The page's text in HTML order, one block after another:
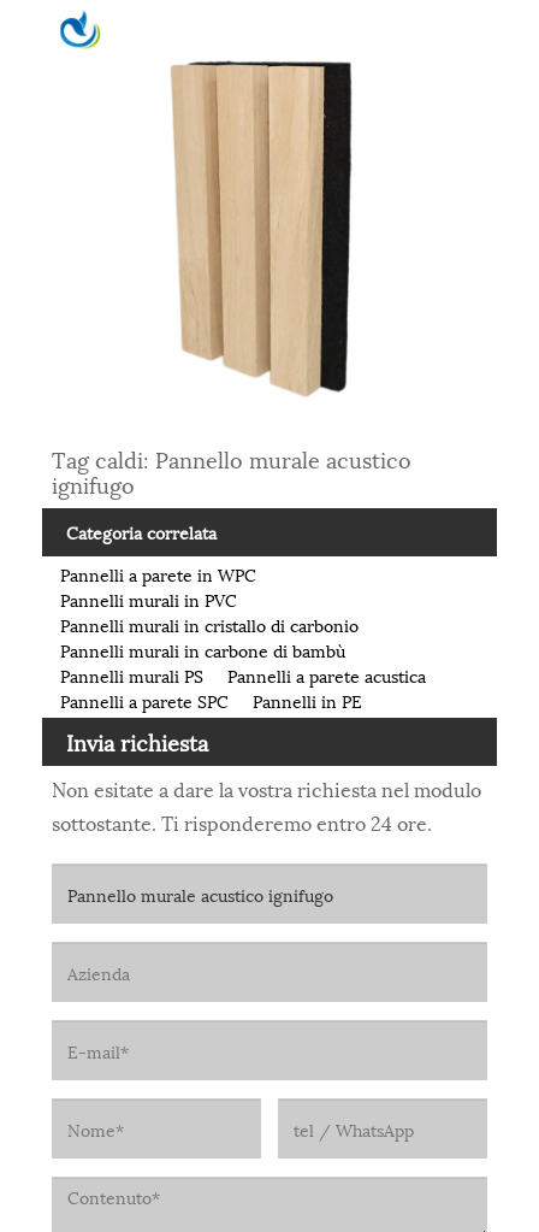
Tag caldi: Pannello murale acustico
ignifugo
Categoria correlata
Pannelli a parete in WPC
Pannelli murali in PVC
Pannelli murali in cristallo di carbonio
Pannelli murali in carbone di bambù
Pannelli murali PS
Pannelli a parete acustica
Pannelli a parete SPC
Pannelli in PE
Invia richiesta
Non esitate a dare la vostra richiesta nel modulo
sottostante. Ti risponderemo entro 24 ore.